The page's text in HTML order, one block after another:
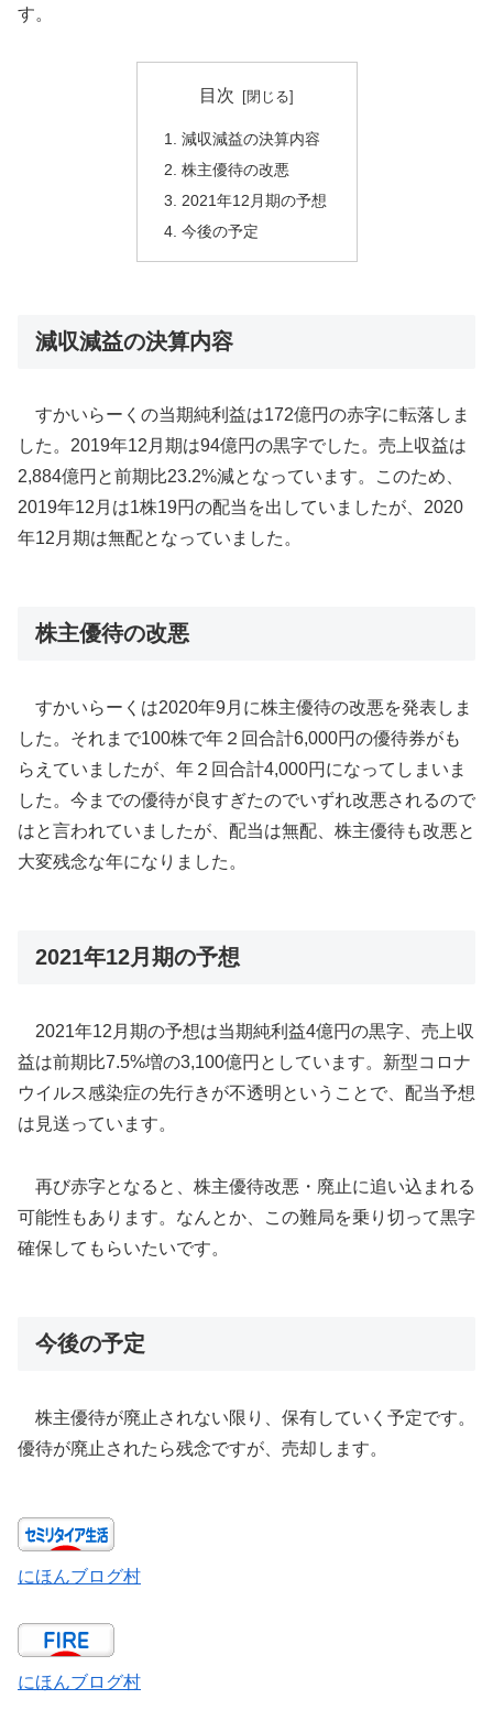
す。
目次
減収減益の決算内容
株主優待の改悪
2021年12月期の予想
今後の予定
減収減益の決算内容
すかいらーくの当期純利益は172億円の赤字に転落しま
した。2019年12月期は94億円の黒字でした。売上収益は
2,884億円と前期比23.2%減となっています。このため、
2019年12月は1株19円の配当を出していましたが、2020
年12月期は無配となっていました。
株主優待の改悪
すかいらーくは2020年9月に株主優待の改悪を発表しま
した。それまで100株で年２回合計6,000円の優待券がも
らえていましたが、年２回合計4,000円になってしまいま
した。今までの優待が良すぎたのでいずれ改悪されるので
はと言われていましたが、配当は無配、株主優待も改悪と
大変残念な年になりました。
2021年12月期の予想
2021年12月期の予想は当期純利益4億円の黒字、売上収
益は前期比7.5%増の3,100億円としています。新型コロナ
ウイルス感染症の先行きが不透明ということで、配当予想
は見送っています。
再び赤字となると、株主優待改悪・廃止に追い込まれる
可能性もあります。なんとか、この難局を乗り切って黒字
確保してもらいたいです。
今後の予定
株主優待が廃止されない限り、保有していく予定です。
優待が廃止されたら残念ですが、売却します。
にほんブログ村
にほんブログ村